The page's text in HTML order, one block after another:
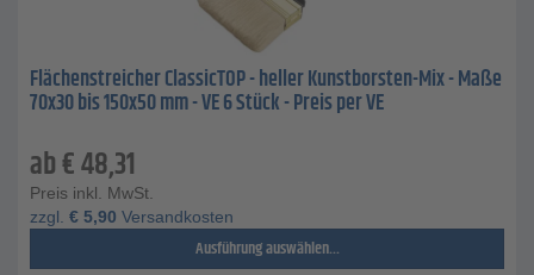
Flächenstreicher ClassicTOP - heller Kunstborsten-Mix - Maße
70x30 bis 150x50 mm - VE 6 Stück - Preis per VE
ab€48,31
Preis inkl. MwSt.
zzgl. € 5,90 Versandkosten
Ausführung auswählen...